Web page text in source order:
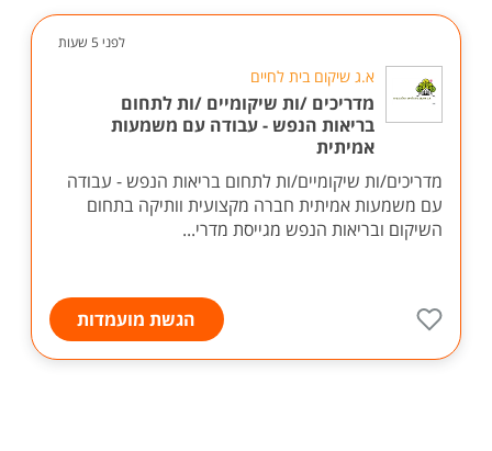
לפני 5 שעות
א.ג שיקום בית לחיים
מדריכים /ות שיקומיים /ות לתחום
בריאות הנפש - עבודה עם משמעות
אמיתית
מדריכים/ות שיקומיים/ות לתחום בריאות הנפש - עבודה
עם משמעות אמיתית חברה מקצועית וותיקה בתחום
השיקום ובריאות הנפש מגייסת מדרי...
הגשת מועמדות